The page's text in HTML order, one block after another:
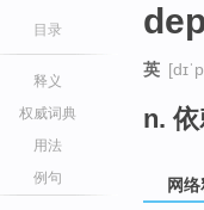
目录
释义
权威词典
用法
例句
英
n.
网络